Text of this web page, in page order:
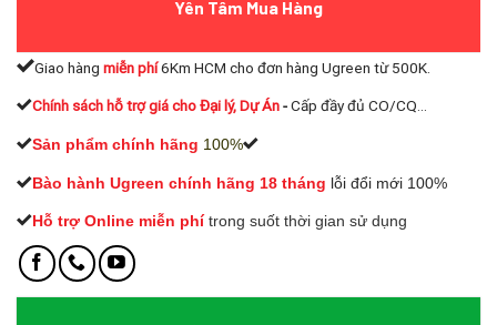
Yên Tâm Mua Hàng
Giao hàng miễn phí6Km HCM cho đơn hàng Ugreen từ 500K.
Chính sách hỗ trợ giá cho Đại lý, Dự Án-Cấp đầy đủ CO/CQ...
Sản phẩm chính hãng 100%
Bào hành Ugreen chính hãng 18 tháng lỗi đổi mới 100%
Hỗ trợ Online miễn phí trong suốt thời gian sử dụng